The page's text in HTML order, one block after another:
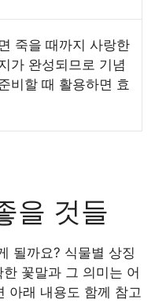
죽을 때까지 사랑한
가 완성되므로 기념
비할 때 활용하면 효
을 것들
될까요? 식물별 상징
꽃말과 그 의미는 어
아래 내용도 함께 참고